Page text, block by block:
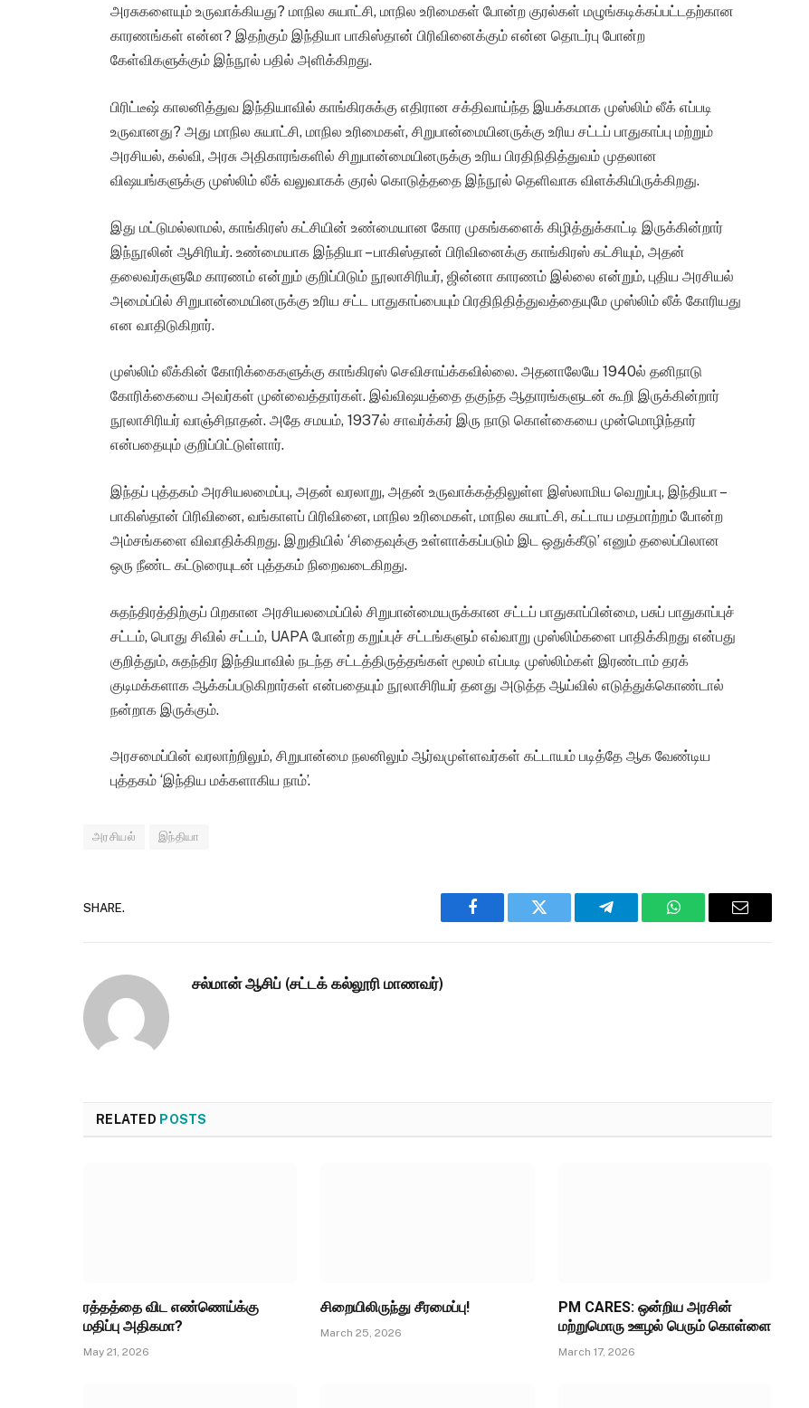
அரசுகளையும் உருவாக்கியது? மாநில சுயாட்சி, மாநில உரிமைகள் போன்ற குரல்கள் மழுங்கடிக்கப்பட்டதற்கான
காரணங்கள் என்ன? இதற்கும் இந்தியா பாகிஸ்தான் பிரிவினைக்கும் என்ன தொடர்பு போன்ற
கேள்விகளுக்கும் இந்நூல் பதில் அளிக்கிறது.
பிரிட்டீஷ் காலனித்துவ இந்தியாவில் காங்கிரசுக்கு எதிரான சக்திவாய்ந்த இயக்கமாக முஸ்லிம் லீக் எப்படி
உருவானது? அது மாநில சுயாட்சி, மாநில உரிமைகள், சிறுபான்மையினருக்கு உரிய சட்டப் பாதுகாப்பு மற்றும்
அரசியல், கல்வி, அரசு அதிகாரங்களில் சிறுபான்மையினருக்கு உரிய பிரதிநிதித்துவம் முதலான
விஷயங்களுக்கு முஸ்லிம் லீக் வலுவாகக் குரல் கொடுத்ததை இந்நூல் தெளிவாக விளக்கியிருக்கிறது.
இது மட்டுமல்லாமல், காங்கிரஸ் கட்சியின் உண்மையான கோர முகங்களைக் கிழித்துக்காட்டி இருக்கின்றார்
இந்நூலின் ஆசிரியர். உண்மையாக இந்தியா – பாகிஸ்தான் பிரிவினைக்கு காங்கிரஸ் கட்சியும், அதன்
தலைவர்களுமே காரணம் என்றும் குறிப்பிடும் நூலாசிரியர், ஜின்னா காரணம் இல்லை என்றும், புதிய அரசியல்
அமைப்பில் சிறுபான்மையினருக்கு உரிய சட்ட பாதுகாப்பையும் பிரதிநிதித்துவத்தையுமே முஸ்லிம் லீக் கோரியது
என வாதிடுகிறார்.
முஸ்லிம் லீக்கின் கோரிக்கைகளுக்கு காங்கிரஸ் செவிசாய்க்கவில்லை. அதனாலேயே 1940ல் தனிநாடு
கோரிக்கையை அவர்கள் முன்வைத்தார்கள். இவ்விஷயத்தை தகுந்த ஆதாரங்களுடன் கூறி இருக்கின்றார்
நூலாசிரியர் வாஞ்சிநாதன். அதே சமயம், 1937ல் சாவர்க்கர் இரு நாடு கொள்கையை முன்மொழிந்தார்
என்பதையும் குறிப்பிட்டுள்ளார்.
இந்தப் புத்தகம் அரசியலமைப்பு, அதன் வரலாறு, அதன் உருவாக்கத்திலுள்ள இஸ்லாமிய வெறுப்பு, இந்தியா –
பாகிஸ்தான் பிரிவினை, வங்காளப் பிரிவினை, மாநில உரிமைகள், மாநில சுயாட்சி, கட்டாய மதமாற்றம் போன்ற
அம்சங்களை விவாதிக்கிறது. இறுதியில் ‘சிதைவுக்கு உள்ளாக்கப்படும் இட ஒதுக்கீடு’ எனும் தலைப்பிலான
ஒரு நீண்ட கட்டுரையுடன் புத்தகம் நிறைவடைகிறது.
சுதந்திரத்திற்குப் பிறகான அரசியலமைப்பில் சிறுபான்மையருக்கான சட்டப் பாதுகாப்பின்மை, பசுப் பாதுகாப்புச்
சட்டம், பொது சிவில் சட்டம், UAPA போன்ற கறுப்புச் சட்டங்களும் எவ்வாறு முஸ்லிம்களை பாதிக்கிறது என்பது
குறித்தும், சுதந்திர இந்தியாவில் நடந்த சட்டத்திருத்தங்கள் மூலம் எப்படி முஸ்லிம்கள் இரண்டாம் தரக்
குடிமக்களாக ஆக்கப்படுகிறார்கள் என்பதையும் நூலாசிரியர் தனது அடுத்த ஆய்வில் எடுத்துக்கொண்டால்
நன்றாக இருக்கும்.
அரசமைப்பின் வரலாற்றிலும், சிறுபான்மை நலனிலும் ஆர்வமுள்ளவர்கள் கட்டாயம் படித்தே ஆக வேண்டிய
புத்தகம் ‘இந்திய மக்களாகிய நாம்’.
அரசியல் இந்தியா
SHARE.
Facebook Twitter Telegram WhatsAppEmail
சல்மான் ஆசிப் (சட்டக் கல்லூரி மாணவர்)
RELATED POSTS
ரத்தத்தை விட எண்ணெய்க்கு
மதிப்பு அதிகமா?
May 21, 2026
சிறையிலிருந்து சீரமைப்பு!
March 25, 2026
PM CARES: ஒன்றிய அரசின்
மற்றுமொரு ஊழல் பெரும் கொள்ளை
March 17, 2026